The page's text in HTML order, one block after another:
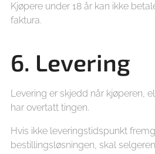
Kjøpere under 18 år kan ikke
faktura.
6. Levering
Levering er skjedd når kjøperen,
har overtatt tingen.
Hvis ikke leveringstidspunkt
bestillingsløsningen, skal